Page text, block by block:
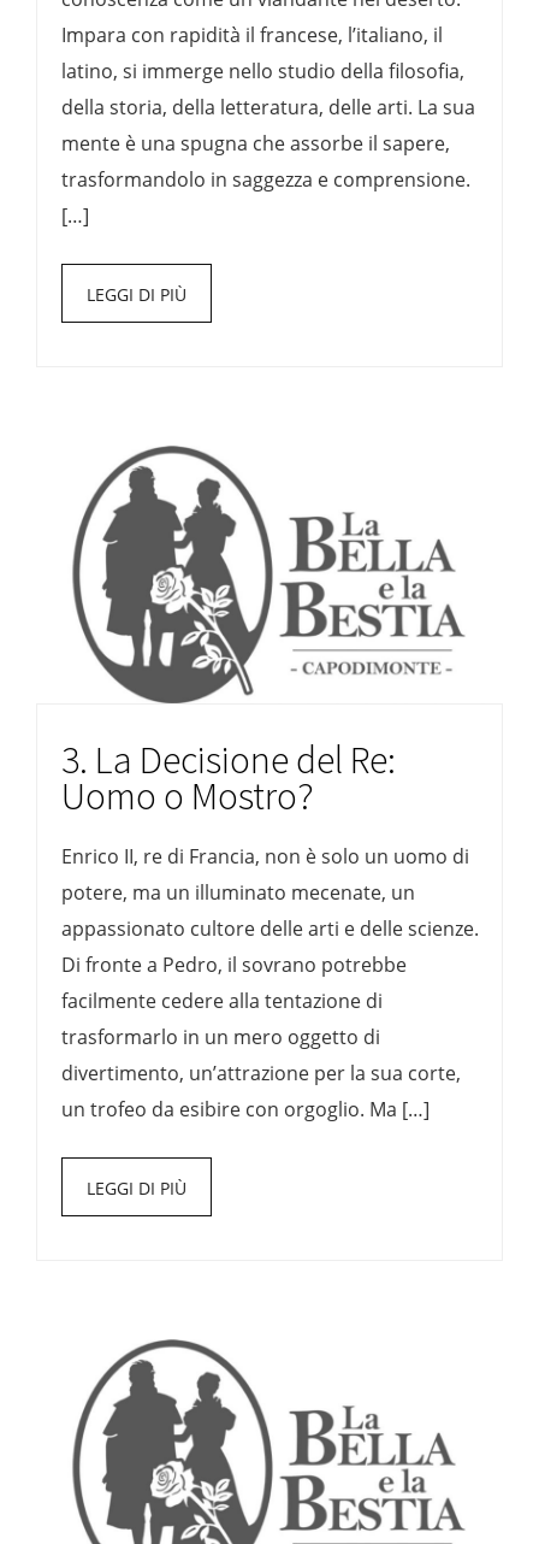
Impara con rapidità il francese, l’italiano, il
latino, si immerge nello studio della filosofia,
della storia, della letteratura, delle arti. La sua
mente è una spugna che assorbe il sapere,
trasformandolo in saggezza e comprensione.
[…]
LEGGI DI PIÙ
3. La Decisione del Re:
Uomo o Mostro?
Enrico II, re di Francia, non è solo un uomo di
potere, ma un illuminato mecenate, un
appassionato cultore delle arti e delle scienze.
Di fronte a Pedro, il sovrano potrebbe
facilmente cedere alla tentazione di
trasformarlo in un mero oggetto di
divertimento, un’attrazione per la sua corte,
un trofeo da esibire con orgoglio. Ma […]
LEGGI DI PIÙ